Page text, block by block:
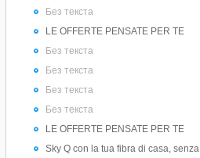
Без текста
LE OFFERTE PENSATE PER TE
Без текста
Без текста
Без текста
Без текста
LE OFFERTE PENSATE PER TE
Sky Q con la tua fibra di casa,